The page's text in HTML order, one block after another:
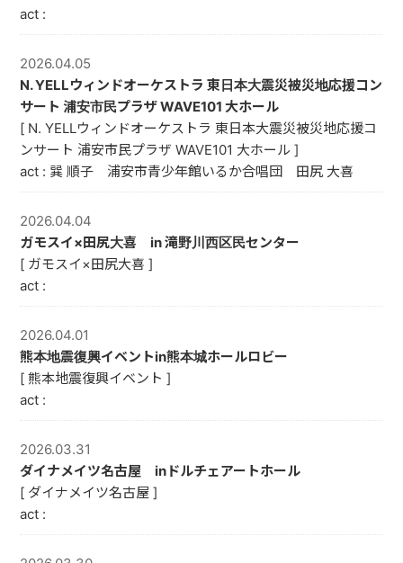
act :
2026.04.05
N. YELLウィンドオーケストラ 東日本大震災被災地応援コン
サート 浦安市民プラザ WAVE101 大ホール
[ N. YELLウィンドオーケストラ 東日本大震災被災地応援コ
ンサート 浦安市民プラザ WAVE101 大ホール ]
act : 巽 順子 浦安市青少年館いるか合唱団 田尻 大喜
2026.04.04
ガモスイ×田尻大喜 in 滝野川西区民センター
[ ガモスイ×田尻大喜 ]
act :
2026.04.01
熊本地震復興イベントin熊本城ホールロビー
[ 熊本地震復興イベント ]
act :
2026.03.31
ダイナメイツ名古屋 inドルチェアートホール
[ ダイナメイツ名古屋 ]
act :